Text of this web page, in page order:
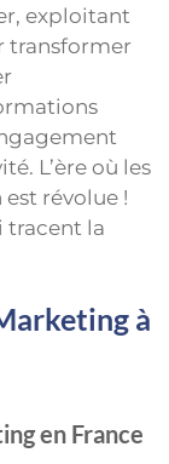
exploitant
transformer
L’ère où les
révolue !
tracent la
à
en France